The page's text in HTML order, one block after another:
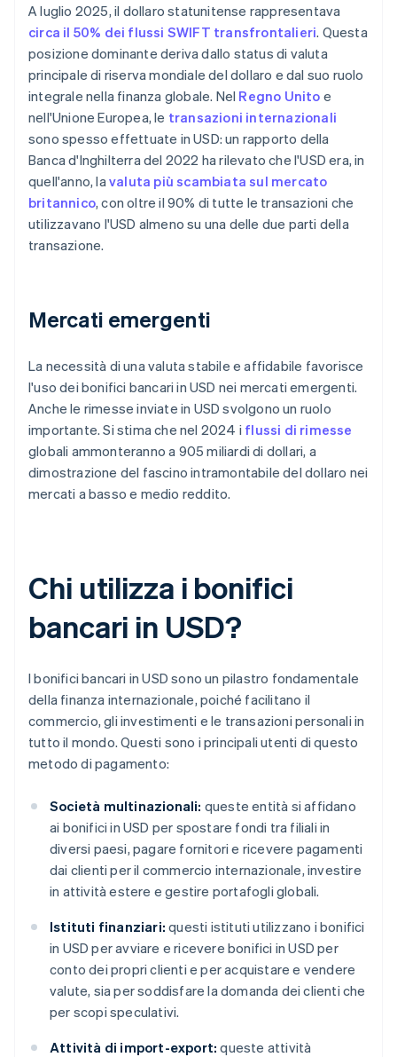
A luglio 2025, il dollaro statunitense rappresentava
circa il 50% dei flussi SWIFT transfrontalieri. Questa
posizione dominante deriva dallo status di valuta
principale di riserva mondiale del dollaro e dal suo ruolo
integrale nella finanza globale. Nel Regno Unito e
nell'Unione Europea, le transazioni internazionali
sono spesso effettuate in USD: un rapporto della
Banca d'Inghilterra del 2022 ha rilevato che l'USD era, in
quell'anno, la valuta più scambiata sul mercato
britannico, con oltre il 90% di tutte le transazioni che
utilizzavano l'USD almeno su una delle due parti della
transazione.
Mercati emergenti
La necessità di una valuta stabile e affidabile favorisce
l'uso dei bonifici bancari in USD nei mercati emergenti.
Anche le rimesse inviate in USD svolgono un ruolo
importante. Si stima che nel 2024 i flussi di rimesse
globali ammonteranno a 905 miliardi di dollari, a
dimostrazione del fascino intramontabile del dollaro nei
mercati a basso e medio reddito.
Chi utilizza i bonifici
bancari in USD?
I bonifici bancari in USD sono un pilastro fondamentale
della finanza internazionale, poiché facilitano il
commercio, gli investimenti e le transazioni personali in
tutto il mondo. Questi sono i principali utenti di questo
metodo di pagamento:
Società multinazionali: queste entità si affidano
ai bonifici in USD per spostare fondi tra filiali in
diversi paesi, pagare fornitori e ricevere pagamenti
dai clienti per il commercio internazionale, investire
in attività estere e gestire portafogli globali.
Istituti finanziari: questi istituti utilizzano i bonifici
in USD per avviare e ricevere bonifici in USD per
conto dei propri clienti e per acquistare e vendere
valute, sia per soddisfare la domanda dei clienti che
per scopi speculativi.
Attività di import-export: queste attività